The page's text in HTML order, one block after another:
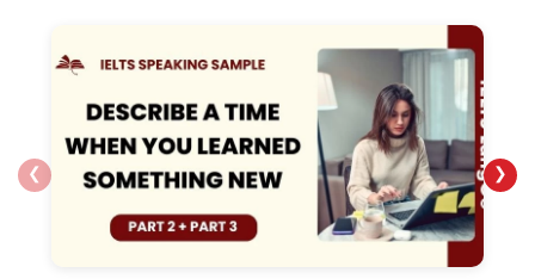
❮ ❯